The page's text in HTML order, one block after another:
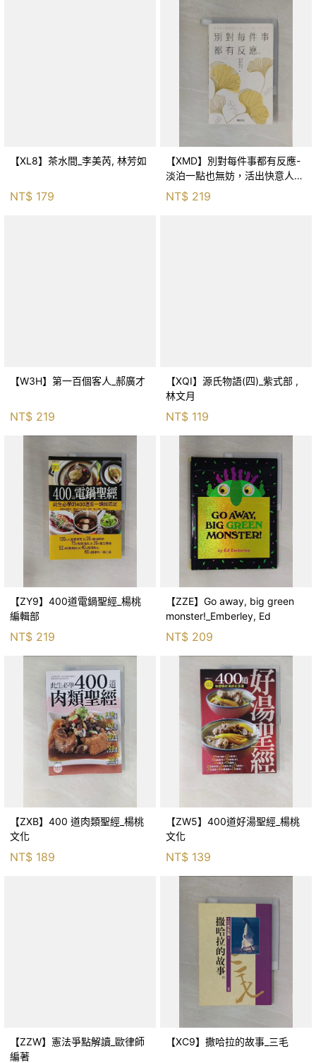
【XL8】茶水間_李美芮, 林芳如
NT$ 179
【XMD】別對每件事都有反應-
淡泊一點也無妨，活出快意人生
的99個禪練習！_枡野俊明, 黃
薇嬪
NT$ 219
【W3H】第一百個客人_郝廣才
NT$ 219
【XQI】源氏物語(四)_紫式部 ,
林文月
NT$ 119
【ZY9】400道電鍋聖經_楊桃
編輯部
NT$ 219
【ZZE】Go away, big green
monster!_Emberley, Ed
NT$ 209
【ZXB】400 道肉類聖經_楊桃
文化
NT$ 189
【ZW5】400道好湯聖經_楊桃
文化
NT$ 139
【ZZW】憲法爭點解讀_歐律師
編著
【XC9】撒哈拉的故事_三毛